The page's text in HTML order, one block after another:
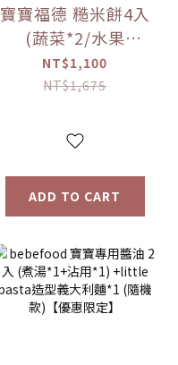
寶寶福德 糙米餅4入
(蔬菜*2/水果
*2)+Hibebe寶寶粥
( 蓮藕雞肉粥 )*1盒
NT$1,100
NT$1,675
ADD TO CART